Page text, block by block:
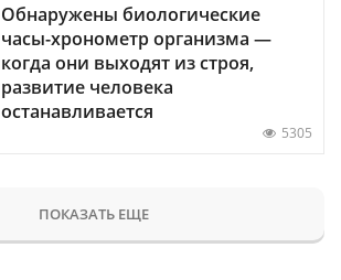
Обнаружены биологические
часы-хронометр организма —
когда они выходят из строя,
развитие человека
останавливается
5305
ПОКАЗАТЬ ЕЩЕ